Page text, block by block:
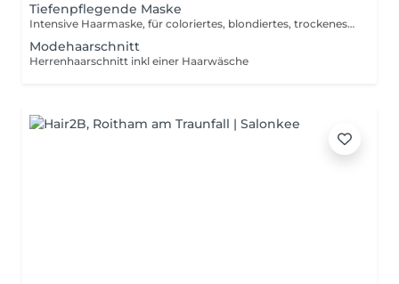
Tiefenpflegende Maske
Intensive Haarmaske, für coloriertes, blondiertes, trockenes , sprödes Haar
Modehaarschnitt
Herrenhaarschnitt inkl einer Haarwäsche